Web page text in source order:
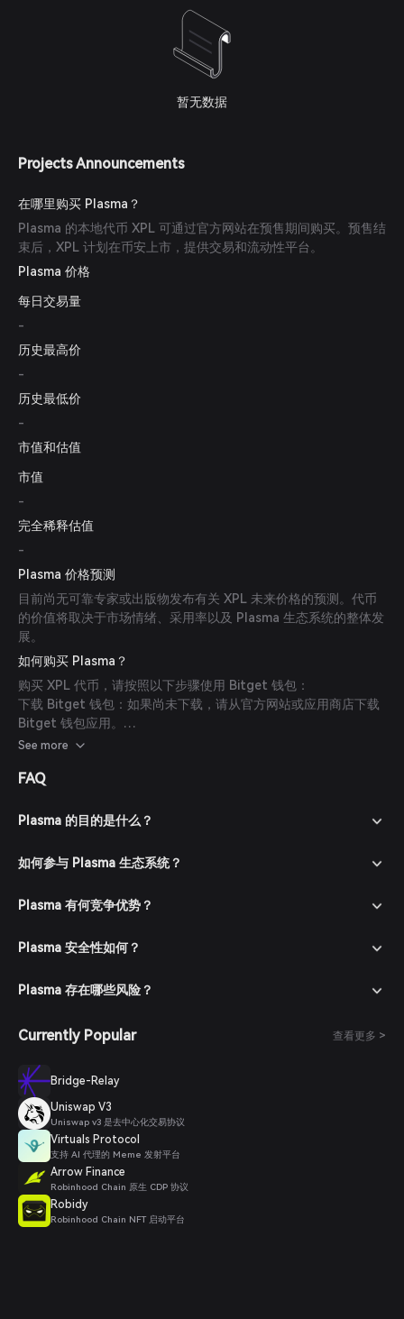
暂无数据
Projects Announcements
在哪里购买 Plasma？
Plasma 的本地代币 XPL 可通过官方网站在预售期间购买。预售结
束后，XPL 计划在币安上市，提供交易和流动性平台。
Plasma 价格
每日交易量
-
历史最高价
-
历史最低价
-
市值和估值
市值
-
完全稀释估值
-
Plasma 价格预测
目前尚无可靠专家或出版物发布有关 XPL 未来价格的预测。代币
的价值将取决于市场情绪、采用率以及 Plasma 生态系统的整体发
展。
如何购买 Plasma？
购买 XPL 代币，请按照以下步骤使用 Bitget 钱包：
下载 Bitget 钱包：如果尚未下载，请从官方网站或应用商店下载
Bitget 钱包应用。
创建账户：打开应用，按照屏幕指引创建新账户。确保使用强密码
为钱包充值：通过转账加密货币或使用法币通过支持的支付方式购
进入市场：在 Bitget 钱包中进入市场板块，搜索 XPL 以查看可交
下单购买：选择所需交易对（例如 XPL/USDT），输入购买数量
并确认订单。交易完成后，XPL 将添加到您的钱包中。
See more
FAQ
Plasma 的目的是什么？
如何参与 Plasma 生态系统？
Plasma 有何竞争优势？
Plasma 安全性如何？
Plasma 存在哪些风险？
Currently Popular 查看更多 >
Bridge-Relay
Uniswap V3
Uniswap v3 是去中心化交易协议
Virtuals Protocol
支持 AI 代理的 Meme 发射平台
Arrow Finance
Robinhood Chain 原生 CDP 协议
Robidy
Robinhood Chain NFT 启动平台